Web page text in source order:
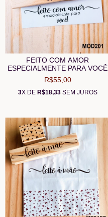
FEITO COM AMOR
ESPECIALMENTE PARA VOCÊ
R$55,00
3X DE R$18,33SEM JUROS